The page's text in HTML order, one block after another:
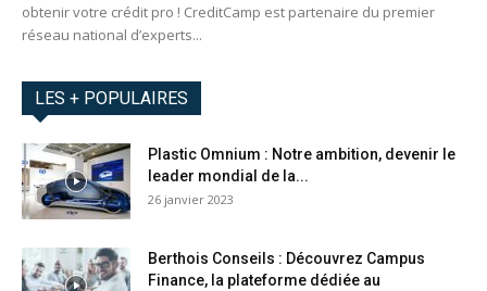
obtenir votre crédit pro ! CreditCamp est partenaire du premier
réseau national d’experts...
LES + POPULAIRES
Plastic Omnium : Notre ambition, devenir le
leader mondial de la...
26 janvier 2023
Berthois Conseils : Découvrez Campus
Finance, la plateforme dédiée au